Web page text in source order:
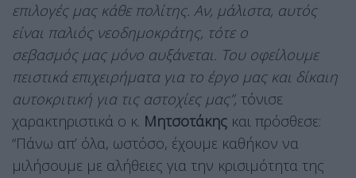
επιλογές μας κάθε πολίτης. Αν, μάλιστα, αυτός
είναι παλιός νεοδημοκράτης, τότε ο
σεβασμός μας μόνο αυξάνεται. Του οφείλουμε
πειστικά επιχειρήματα για το έργο μας και δίκαιη
αυτοκριτική για τις αστοχίες μας”, τόνισε
χαρακτηριστικά ο κ. Μητσοτάκης και πρόσθεσε:
“Πάνω απ’ όλα, ωστόσο, έχουμε καθήκον να
μιλήσουμε με αλήθειες για την κρισιμότητα της